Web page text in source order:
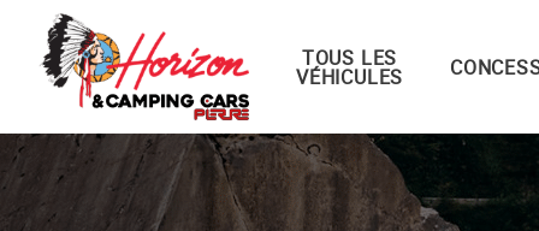
Passer
contenu
Menu principal
TOUS LES
VÉHICULES